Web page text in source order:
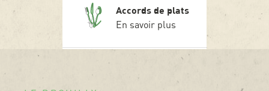
Accords de plats
En savoir plus
les classiques français